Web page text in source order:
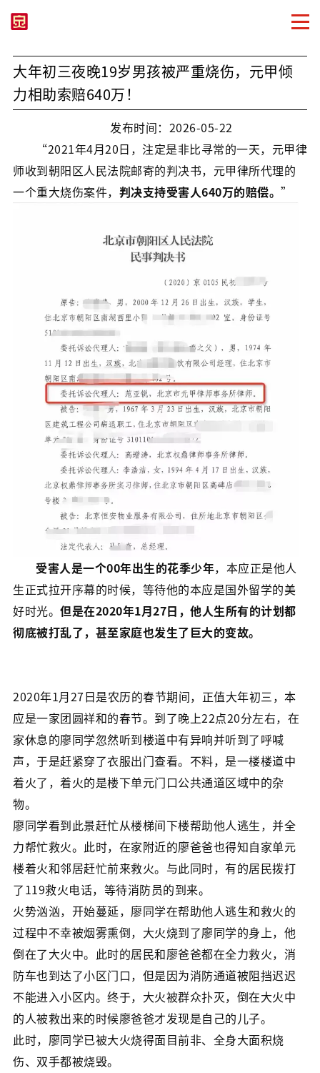
大年初三夜晚19岁男孩被严重烧伤，元甲倾
力相助索赔640万！
发布时间：2026-05-22
“2021年4月20日，注定是非比寻常的一天，元甲律
师收到朝阳区人民法院邮寄的判决书，元甲律所代理的
一个重大烧伤案件， 判决支持受害人640万的赔偿。 ”
受害人是一个00年出生的花季少年，本应正是他人
生正式拉开序幕的时候，等待他的本应是国外留学的美
好时光。 但是在2020年1月27日，他人生所有的计划都
彻底被打乱了，甚至家庭也发生了巨大的变故。
2020年1月27日是农历的春节期间，正值大年初三，本
应是一家团圆祥和的春节。到了晚上22点20分左右，在
家休息的廖同学忽然听到楼道中有异响并听到了呼喊
声，于是赶紧穿了衣服出门查看。不料，是一楼楼道中
着火了，着火的是楼下单元门口公共通道区域中的杂
物。
廖同学看到此景赶忙从楼梯间下楼帮助他人逃生，并全
力帮忙救火。此时，在家附近的廖爸爸也得知自家单元
楼着火和邻居赶忙前来救火。与此同时，有的居民拨打
了119救火电话，等待消防员的到来。
火势汹汹，开始蔓延，廖同学在帮助他人逃生和救火的
过程中不幸被烟雾熏倒，大火烧到了廖同学的身上，他
倒在了大火中。此时的居民和廖爸爸都在全力救火，消
防车也到达了小区门口，但是因为消防通道被阻挡迟迟
不能进入小区内。终于，大火被群众扑灭，倒在大火中
的人被救出来的时候廖爸爸才发现是自己的儿子。
此时，廖同学已被大火烧得面目前非、全身大面积烧
伤、双手都被烧毁。